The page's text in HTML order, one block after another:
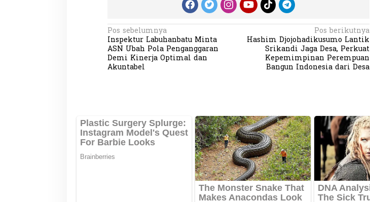
N
a
v
s
i
p
o
Pos sebelumnya
Inspektur Labuhanbatu Minta
ASN Ubah Pola Penganggaran
Demi Kinerja Optimal dan
Akuntabel
Pos berikutnya
Hashim Djojohadikusumo Lantik
Srikandi Jaga Desa, Perkuat
Kepemimpinan Perempuan
Bangun Indonesia dari Desa